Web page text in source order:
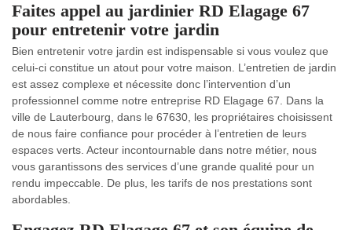
Faites appel au jardinier RD Elagage 67
pour entretenir votre jardin
Bien entretenir votre jardin est indispensable si vous voulez que
celui-ci constitue un atout pour votre maison. L’entretien de jardin
est assez complexe et nécessite donc l’intervention d’un
professionnel comme notre entreprise RD Elagage 67. Dans la
ville de Lauterbourg, dans le 67630, les propriétaires choisissent
de nous faire confiance pour procéder à l’entretien de leurs
espaces verts. Acteur incontournable dans notre métier, nous
vous garantissons des services d’une grande qualité pour un
rendu impeccable. De plus, les tarifs de nos prestations sont
abordables.